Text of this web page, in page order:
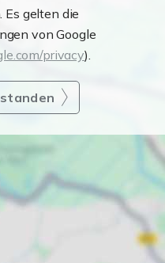
Es gelten die
von Google
privacy).